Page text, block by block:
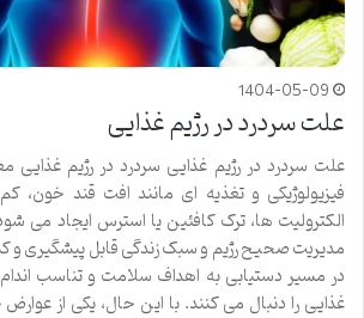
1404-05-09
علت سردرد در رژیم غذایی
علت سردرد در رژیم غذایی سردرد در رژیم غذایی
فیزیولوژیکی و تغذیه ای مانند افت قند خون،
الکترولیت ها، ترک کافئین یا استرس ایجاد می
مدیریت صحیح رژیم و سبک زندگی قابل پیشگیری و
در مسیر دستیابی به اهداف سلامت و تناسب
غذایی را دنبال می کنند. با این حال، یکی از